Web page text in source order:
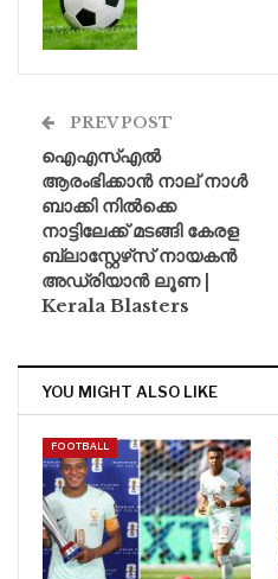
PREV POST
ഐഎസ്എൽ
ആരംഭിക്കാൻ നാല് നാൾ
ബാക്കി നിൽക്കെ
നാട്ടിലേക്ക് മടങ്ങി കേരള
ബ്ലാസ്റ്റേഴ്‌സ് നായകൻ
അഡ്രിയാൻ ലൂണ |
Kerala Blasters
YOU MIGHT ALSO LIKE
FOOTBALL